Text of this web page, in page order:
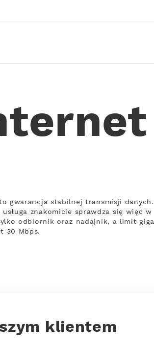
gwarancja stabilnej transmisji
znakomicie sprawdza się więc
odbiornik oraz nadajnik, a limit
30 Mbps.
klientem